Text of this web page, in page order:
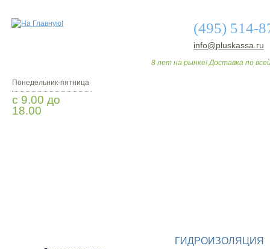
(495) 514-
info@pluskassa.ru
8 лет на рынке! Доставка по
Понедельник-пятница
с 9.00 до
18.00
ГИДРОИЗОЛЯЦИЯ